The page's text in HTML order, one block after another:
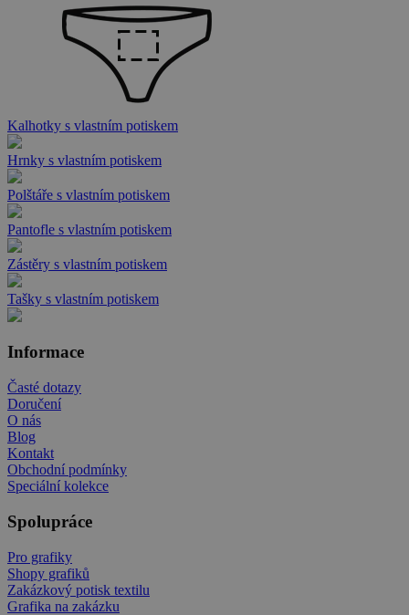
Kalhotky s vlastním potiskem
Hrnky s vlastním potiskem
Polštáře s vlastním potiskem
Pantofle s vlastním potiskem
Zástěry s vlastním potiskem
Tašky s vlastním potiskem
Informace
Časté dotazy
Doručení
O nás
Blog
Kontakt
Obchodní podmínky
Speciální kolekce
Spolupráce
Pro grafiky
Shopy grafiků
Zakázkový potisk textilu
Grafika na zakázku